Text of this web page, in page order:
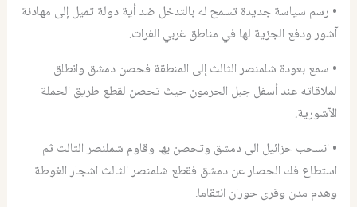
• رسم سياسة جديدة تسمح له بالتدخل ضد أية دولة تميل إلى مهادنة
آشور ودفع الجزية لها في مناطق غربي الفرات.
• سمع بعودة شلمنصر الثالث إلى المنطقة فحصن دمشق وانطلق
لملاقاته عند أسفل جبل الحرمون حيث تحصن لقطع طريق الحملة
الآشورية.
• انسحب حزائيل الى دمشق وتحصن بها وقاوم شملنصر الثالث ثم
استطاع فك الحصار عن دمشق فقطع شلمنصر الثالث اشجار الغوطة
وهدم مدن وقرى حوران انتقاما.